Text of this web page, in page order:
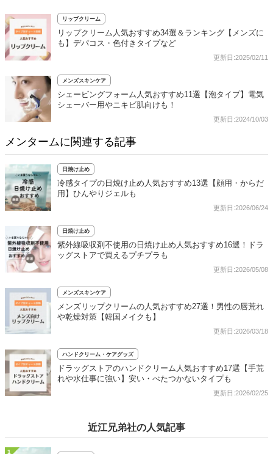
リップクリーム
リップクリーム人気おすすめ34選＆ランキング【メンズに
も】デパコス・色付きタイプなど
更新日:2025/02/11
メンズスキンケア
シェービングフォーム人気おすすめ11選【泡タイプ】電気
シェーバー用やニキビ肌向けも！
更新日:2024/10/03
メンタームに関連する記事
日焼け止め
冷感タイプの日焼け止め人気おすすめ13選【顔用・からだ
用】ひんやりジェルも
更新日:2026/06/24
日焼け止め
紫外線吸収剤不使用の日焼け止め人気おすすめ16選！ドラ
ッグストアで買えるプチプラも
更新日:2026/05/08
メンズスキンケア
メンズリップクリームの人気おすすめ27選！男性の唇荒れ
や乾燥対策【韓国メイクも】
更新日:2026/03/18
ハンドクリーム・ケアグッズ
ドラッグストアのハンドクリーム人気おすすめ17選【手荒
れや水仕事に強い】安い・べたつかないタイプも
更新日:2026/02/25
近江兄弟社の人気記事
1